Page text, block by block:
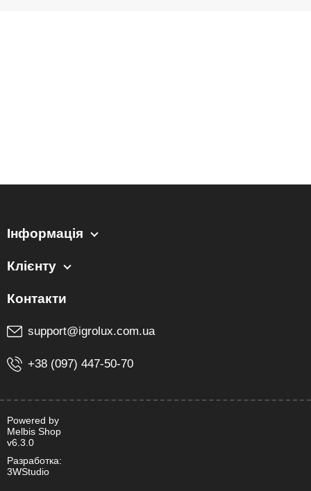
Інформація
Клієнту
support@igrolux.com.ua
+38 (097) 447-50-70
Powered by
Melbis Shop
v6.3.0